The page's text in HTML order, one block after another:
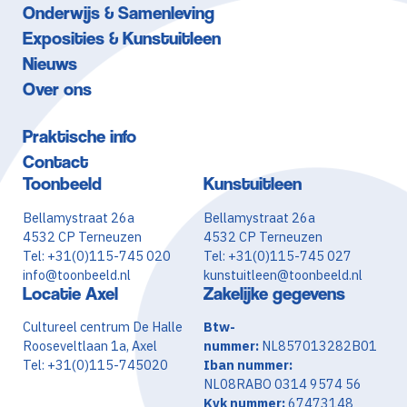
Onderwijs & Samenleving
Exposities & Kunstuitleen
Nieuws
Over ons
Praktische info
Contact
Toonbeeld
Bellamystraat 26a
4532 CP Terneuzen
Tel: +31(0)115-745 020
info@toonbeeld.nl
Kunstuitleen
Bellamystraat 26a
4532 CP Terneuzen
Tel: +31(0)115-745 027
kunstuitleen@toonbeeld.nl
Locatie Axel
Cultureel centrum De Halle
Rooseveltlaan 1a, Axel
Tel: +31(0)115-745020
Zakelijke gegevens
Btw-
nummer: NL857013282B01
Iban nummer:
NL08RABO 0314 9574 56
Kvk nummer:67473148